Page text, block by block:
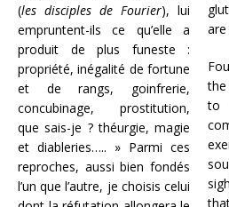
(les disciples de Fourier), lui
empruntent-ils ce qu’elle a
produit de plus funeste :
propriété, inégalité de fortune
et de rangs, goinfrerie,
concubinage, prostitution,
que sais-je ? théurgie, magie
et diableries….. » Parmi ces
reproches, aussi bien fondés
l’un que l’autre, je choisis celui
the
to